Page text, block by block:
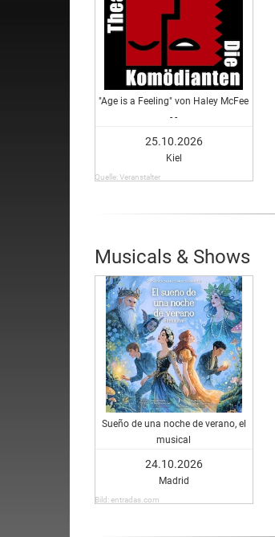
"Age is a Feeling" von Haley McFee
- -
25.10.2026
Kiel
Quelle: Veranstalter
Musicals & Shows
Sueño de una noche de verano, el
musical
24.10.2026
Madrid
Bild: entradas.com